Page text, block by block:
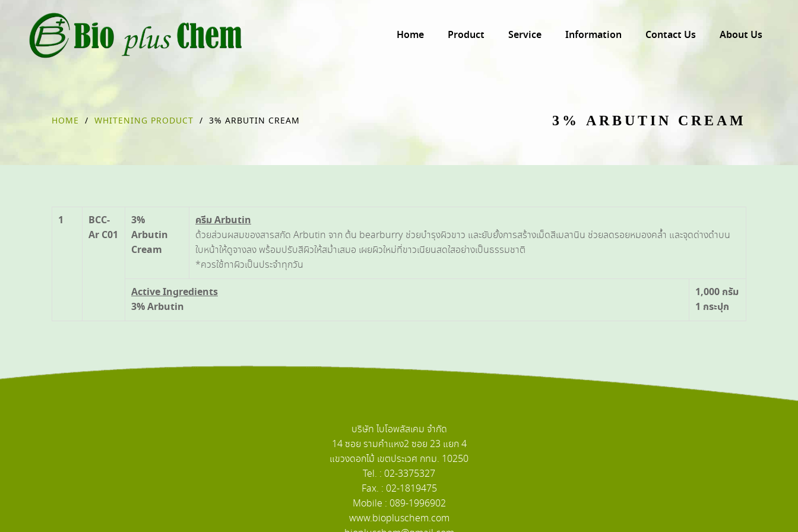
Home Product Service Information Contact Us About Us
HOME / WHITENING PRODUCT / 3% ARBUTIN CREAM 3% ARBUTIN CREAM
1
BCC-
Ar C01
3%
Arbutin
Cream
ครีมArbutin
ด้วยส่วนผสมของสารสกัด Arbutin จาก ต้น bearburry ช่วยบำรุงผิวขาว และยับยั้งการสร้างเม็ดสีเมลานิน ช่วยลดรอยหมองคล้ำ และจุดด่างดำบน
ใบหน้าให้ดูจางลง พร้อมปรับสีผิวให้สม่ำเสมอ เผยผิวใหม่ที่ขาวเนียนสดใสอย่างเป็นธรรมชาติ
*ควรใช้ทาผิวเป็นประจำทุกวัน
Active Ingredients
3% Arbutin
1,000 กรัม
1 กระปุก
บริษัท ไบโอพลัสเคม จำกัด
14 ซอย รามคำแหง2 ซอย 23 แยก 4
แขวงดอกไม้ เขตประเวศ กทม. 10250
Tel. : 02-3375327
Fax. : 02-1819475
Mobile : 089-1996902
www.biopluschem.com